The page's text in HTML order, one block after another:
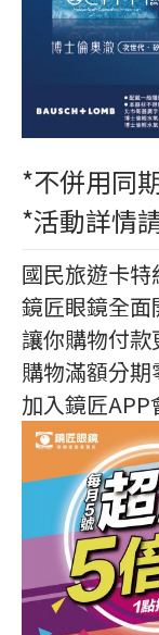
*不併用同
*活動詳情
國民旅遊卡特
鏡匠眼鏡全
讓你購物付
購物滿額分期
加入鏡匠